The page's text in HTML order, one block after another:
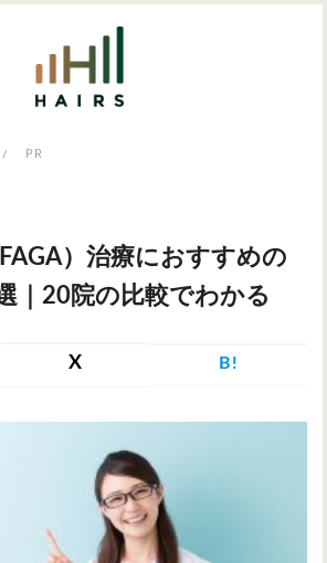
病院・クリニック
AGA
円形脱毛症
/ PR
）治療におすすめの
｜20院の比較でわかる
X B!
記事を探す
記事を探す
女性の薄毛